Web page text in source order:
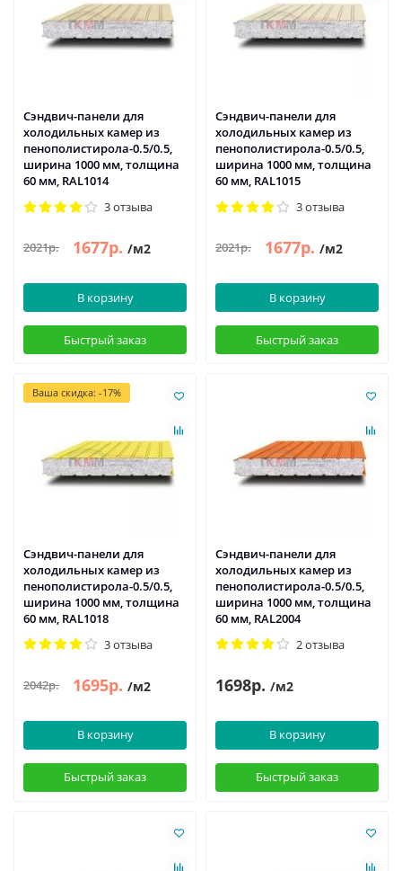
Сэндвич-панели для
холодильных камер из
пенополистирола-0.5/0.5,
ширина 1000 мм, толщина
60 мм, RAL1014
3 отзыва
2021р. 1677р. /м2
В корзину
Быстрый заказ
Сэндвич-панели для
холодильных камер из
пенополистирола-0.5/0.5,
ширина 1000 мм, толщина
60 мм, RAL1015
3 отзыва
2021р. 1677р. /м2
В корзину
Быстрый заказ
Ваша скидка: -17%
Сэндвич-панели для
холодильных камер из
пенополистирола-0.5/0.5,
ширина 1000 мм, толщина
60 мм, RAL1018
3 отзыва
2042р. 1695р. /м2
В корзину
Быстрый заказ
Сэндвич-панели для
холодильных камер из
пенополистирола-0.5/0.5,
ширина 1000 мм, толщина
60 мм, RAL2004
2 отзыва
1698р. /м2
В корзину
Быстрый заказ